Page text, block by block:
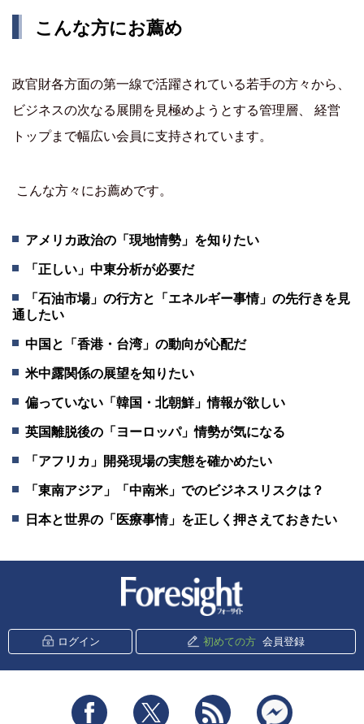
こんな方にお薦め
政官財各方面の第一線で活躍されている若手の方々から、
ビジネスの次なる展開を見極めようとする管理層、 経営
トップまで幅広い会員に支持されています。
こんな方々にお薦めです。
アメリカ政治の「現地情勢」を知りたい
「正しい」中東分析が必要だ
「石油市場」の行方と「エネルギー事情」の先行きを見
通したい
中国と「香港・台湾」の動向が心配だ
米中露関係の展望を知りたい
偏っていない「韓国・北朝鮮」情報が欲しい
英国離脱後の「ヨーロッパ」情勢が気になる
「アフリカ」開発現場の実態を確かめたい
「東南アジア」「中南米」でのビジネスリスクは？
日本と世界の「医療事情」を正しく押さえておきたい
ログイン 初めての方 会員登録
Facebook Twitter RSS